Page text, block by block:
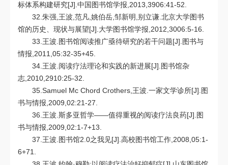
标体系构建研究[J].中国图书馆学报,2013,3906:41-52.
32.朱强,王波,范凡,姚伯岳,邹新明,别立谦.北京大学图书
馆的历史、现状与展望[J].大学图书馆学报,2012,3006:5-16.
33.王波.图书馆阅读推广亟待研究的若干问题[J].图书与
情报,2011,05:32-35+45.
34.王波.阅读疗法理论和实践的新进展[J].图书馆杂
志,2010,2910:25-32.
35.Samuel Mc Chord Crothers,王波.一家文学诊所[J].图
书与情报,2009,02:21-27.
36.王波.斯多亚哲学——值得重视的阅读疗法良药[J].图
书与情报,2009,02:1-7+13.
37.王波.图书馆2.0之我见[J].高校图书馆工作,2008,05:1-
6+71.